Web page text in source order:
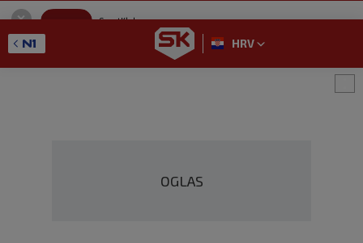
SportKlub
GET - On the Google Play
HRV
OGLAS